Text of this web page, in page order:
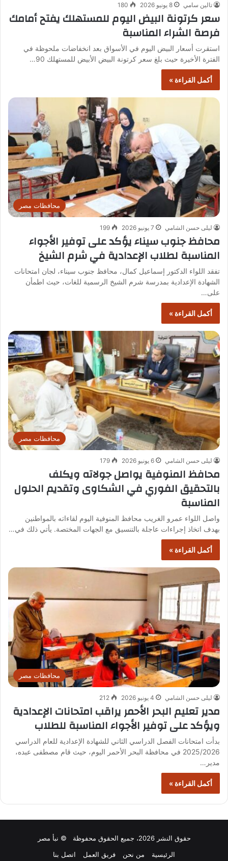
تالين سامي 8 يونيو 2026 180
سعر كرتونة البيض اليوم للمستهلك يفتح أمامك
فرصة الشراء المناسبة
استقرت أسعار البيض اليوم في الأسواق بعد انخفاضات ملحوظة في
الفترة الأخيرة حيث بلغ سعر كرتونة البيض الأبيض للمستهلك 90…
أكمل القراءة »
محافظات مصر
ليلى حسن الشامي 7 يونيو 2026 199
محافظ جنوب سيناء يؤكد على توفير الأجواء
المناسبة لطلاب الإعدادية في شرم الشيخ
تفقد اللواء الدكتور إسماعيل كمال، محافظ جنوب سيناء، لجان امتحانات
الشهادة الإعدادية بمدرسة شرم الشيخ الرسمية للغات، حيث اطمأن
على…
أكمل القراءة »
محافظات مصر
ليلى حسن الشامي 6 يونيو 2026 179
محافظ المنوفية يواصل جولاته ويكلف
بالتحقيق الفوري في الشكاوى وتقديم الحلول
المناسبة
واصل اللواء عمرو الغريب محافظ المنوفية اليوم لقاءاته بالمواطنين
بهدف اتخاذ إجراءات عاجلة بالتنسيق مع الجهات المختصة. يأتي ذلك في…
أكمل القراءة »
محافظات مصر
ليلى حسن الشامي 4 يونيو 2026 212
مدير تعليم البحر الأحمر يراقب امتحانات الإعدادية
ويؤكد على توفير الأجواء المناسبة للطلاب
بدأت امتحانات الفصل الدراسي الثاني للشهادة الإعدادية للعام الدراسي
2025/2026 في محافظة البحر الأحمر اليوم، حيث قام مصطفى عبده،
مدير…
أكمل القراءة »
حقوق النشر 2026، جميع الحقوق محفوظة © نبأ مصر
الرئيسية
من نحن فريق العمل اتصل بنا